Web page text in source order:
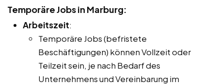
Temporäre Jobs in Marburg:
Arbeitszeit:
Temporäre Jobs (befristete
Beschäftigungen) können Vollzeit oder
Teilzeit sein, je nach Bedarf des
Unternehmens und Vereinbarung im